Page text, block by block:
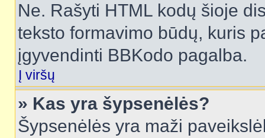
Ne. Rašyti HTML kodų šioje
teksto formavimo būdų, kuris
įgyvendinti BBKodo pagalba.
Į viršų
» Kas yra šypsenėlės?
Šypsenėlės yra maži